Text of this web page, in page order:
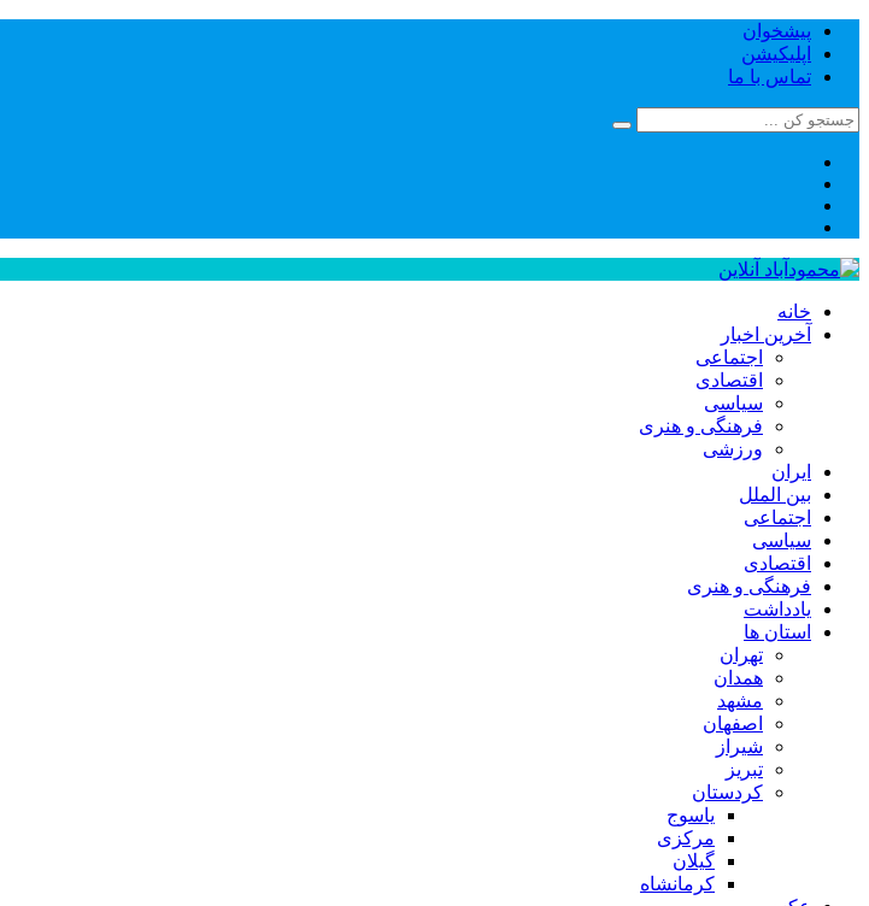
پیشخوان
اپلیکیشن
تماس با ما
خانه
آخرین اخبار
اجتماعی
اقتصادی
سیاسی
فرهنگی و هنری
ورزشی
ایران
بین الملل
اجتماعی
سیاسی
اقتصادی
فرهنگی و هنری
یادداشت
استان ها
تهران
همدان
مشهد
اصفهان
شیراز
تبریز
کردستان
یاسوج
مرکزی
گیلان
کرمانشاه